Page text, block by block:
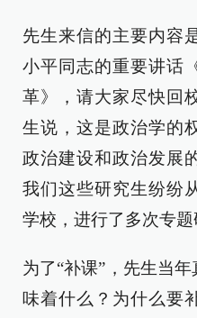
先生来信的主要内容
小平同志的重要讲话
革》，请大家尽快回
生说，这是政治学的
政治建设和政治发展
我们这些研究生纷纷
学校，进行了多次专题
为了“补课”，先生当
味着什么？为什么要